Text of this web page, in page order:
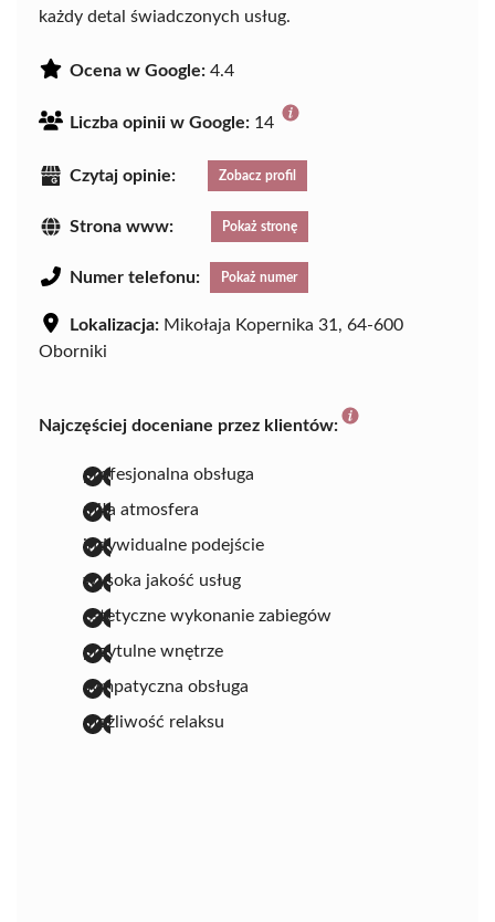
każdy detal świadczonych usług.
Ocena w Google: 4.4
Liczba opinii w Google: 14
Czytaj opinie: Zobacz profil
Strona www: Pokaż stronę
Numer telefonu: Pokaż numer
Lokalizacja: Mikołaja Kopernika 31, 64-600
Oborniki
Najczęściej doceniane przez klientów:
profesjonalna obsługa
miła atmosfera
indywidualne podejście
wysoka jakość usług
estetyczne wykonanie zabiegów
przytulne wnętrze
sympatyczna obsługa
możliwość relaksu